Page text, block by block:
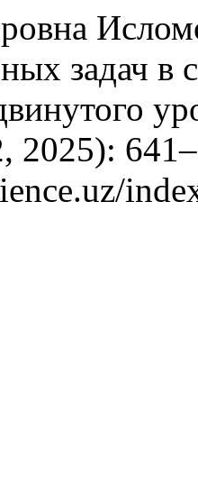
задач в
2025):